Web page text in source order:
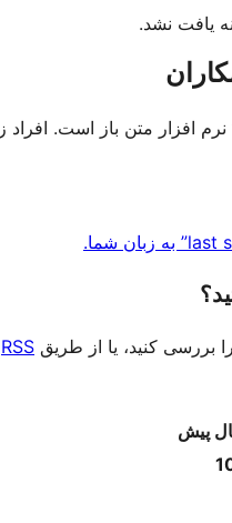
یافت نشد.
را بررسی کنید، یا از طریق RSS
پیش